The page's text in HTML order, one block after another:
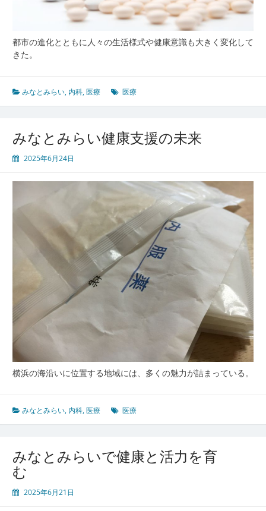
る
地
療
の
ち
都市の進化とともに人々の生活様式や健康意識も大きく変化して
きた。
みなとみらい, 内科,医療 医療
みなとみらい健康支援の未来
2025年6月24日
横浜の海沿いに位置する地域には、多くの魅力が詰まっている。
みなとみらい, 内科,医療 医療
みなとみらいで健康と活力を育
む
2025年6月21日